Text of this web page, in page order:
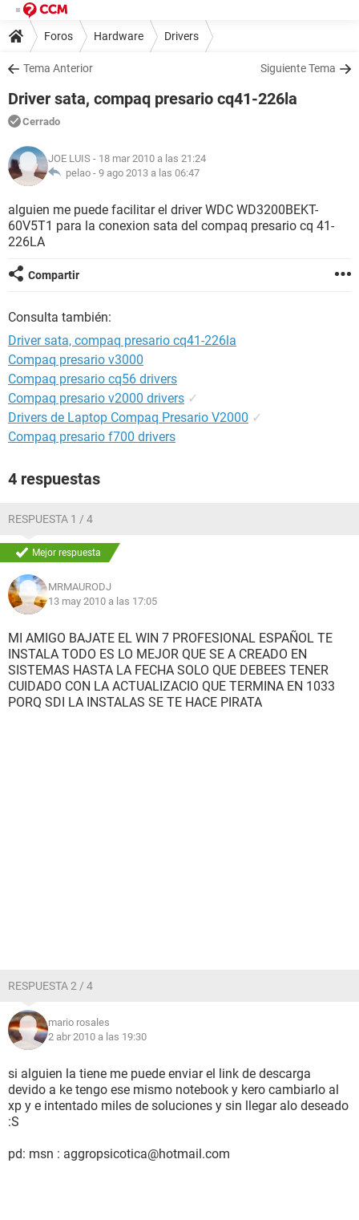
Foros Hardware Drivers
Tema Anterior Siguiente Tema
Driver sata, compaq presario cq41-226la
Cerrado
JOE LUIS - 18 mar 2010 a las 21:24
pelao - 9 ago 2013 a las 06:47
alguien me puede facilitar el driver WDC WD3200BEKT-
60V5T1 para la conexion sata del compaq presario cq 41-
226LA
Compartir
Consulta también:
Driver sata, compaq presario cq41-226la
Compaq presario v3000
Compaq presario cq56 drivers
Compaq presario v2000 drivers ✓
Drivers de Laptop Compaq Presario V2000 ✓
Compaq presario f700 drivers
4 respuestas
RESPUESTA 1 / 4
Mejor respuesta
MRMAURODJ
13 may 2010 a las 17:05
MI AMIGO BAJATE EL WIN 7 PROFESIONAL ESPAÑOL TE
INSTALA TODO ES LO MEJOR QUE SE A CREADO EN
SISTEMAS HASTA LA FECHA SOLO QUE DEBEES TENER
CUIDADO CON LA ACTUALIZACIO QUE TERMINA EN 1033
PORQ SDI LA INSTALAS SE TE HACE PIRATA
RESPUESTA 2 / 4
mario rosales
2 abr 2010 a las 19:30
si alguien la tiene me puede enviar el link de descarga
devido a ke tengo ese mismo notebook y kero cambiarlo al
xp y e intentado miles de soluciones y sin llegar alo deseado
:S
pd: msn : aggropsicotica@hotmail.com